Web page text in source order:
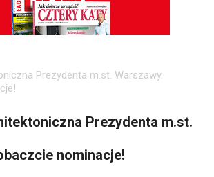
Prezydenta m.st. Warszawy.
Prezydenta m.st.
nominacje!